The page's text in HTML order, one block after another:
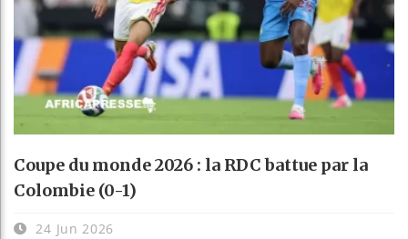
Coupe du monde 2026 : la RDC battue par la
Colombie (0-1)
24 Jun 2026